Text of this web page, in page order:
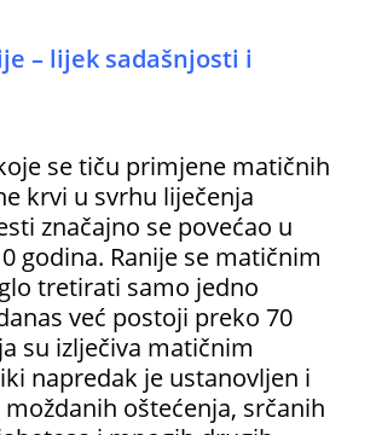
– lijek sadašnjosti i
se tiču primjene matičnih
krvi u svrhu liječenja
značajno se povećao u
godina. Ranije se matičnim
tretirati samo jedno
već postoji preko 70
su izlječiva matičnim
napredak je ustanovljen i
oštećenja, srčanih